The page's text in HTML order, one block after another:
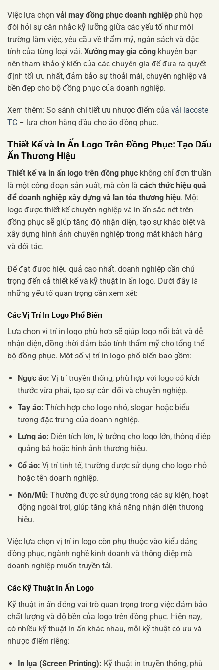
Việc lựa chọn vải may đồng phục doanh nghiệp phù hợp
đòi hỏi sự cân nhắc kỹ lưỡng giữa các yếu tố như môi
trường làm việc, yêu cầu về thẩm mỹ, ngân sách và đặc
tính của từng loại vải. Xưởng may gia công khuyên bạn
nên tham khảo ý kiến của các chuyên gia để đưa ra quyết
định tối ưu nhất, đảm bảo sự thoải mái, chuyên nghiệp và
bền đẹp cho bộ đồng phục của doanh nghiệp.
Xem thêm: So sánh chi tiết ưu nhược điểm của vải lacoste
TC – lựa chọn hàng đầu cho áo đồng phục.
Thiết Kế và In Ấn Logo Trên Đồng Phục: Tạo Dấu
Ấn Thương Hiệu
Thiết kế và in ấn logo trên đồng phục không chỉ đơn thuần
là một công đoạn sản xuất, mà còn là cách thức hiệu quả
để doanh nghiệp xây dựng và lan tỏa thương hiệu. Một
logo được thiết kế chuyên nghiệp và in ấn sắc nét trên
đồng phục sẽ giúp tăng độ nhận diện, tạo sự khác biệt và
xây dựng hình ảnh chuyên nghiệp trong mắt khách hàng
và đối tác.
Để đạt được hiệu quả cao nhất, doanh nghiệp cần chú
trọng đến cả thiết kế và kỹ thuật in ấn logo. Dưới đây là
những yếu tố quan trọng cần xem xét:
Các Vị Trí In Logo Phổ Biến
Lựa chọn vị trí in logo phù hợp sẽ giúp logo nổi bật và dễ
nhận diện, đồng thời đảm bảo tính thẩm mỹ cho tổng thể
bộ đồng phục. Một số vị trí in logo phổ biến bao gồm:
Ngực áo: Vị trí truyền thống, phù hợp với logo có kích
thước vừa phải, tạo sự cân đối và chuyên nghiệp.
Tay áo: Thích hợp cho logo nhỏ, slogan hoặc biểu
tượng đặc trưng của doanh nghiệp.
Lưng áo: Diện tích lớn, lý tưởng cho logo lớn, thông điệp
quảng bá hoặc hình ảnh thương hiệu.
Cổ áo: Vị trí tinh tế, thường được sử dụng cho logo nhỏ
hoặc tên doanh nghiệp.
Nón/Mũ: Thường được sử dụng trong các sự kiện, hoạt
động ngoài trời, giúp tăng khả năng nhận diện thương
hiệu.
Việc lựa chọn vị trí in logo còn phụ thuộc vào kiểu dáng
đồng phục, ngành nghề kinh doanh và thông điệp mà
doanh nghiệp muốn truyền tải.
Các Kỹ Thuật In Ấn Logo
Kỹ thuật in ấn đóng vai trò quan trọng trong việc đảm bảo
chất lượng và độ bền của logo trên đồng phục. Hiện nay,
có nhiều kỹ thuật in ấn khác nhau, mỗi kỹ thuật có ưu và
nhược điểm riêng:
In lụa (Screen Printing): Kỹ thuật in truyền thống, phù